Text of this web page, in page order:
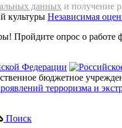
данных и получение
культуры Независимая
Пройдите опрос о работе
бюджетное
терроризма и
Поиск